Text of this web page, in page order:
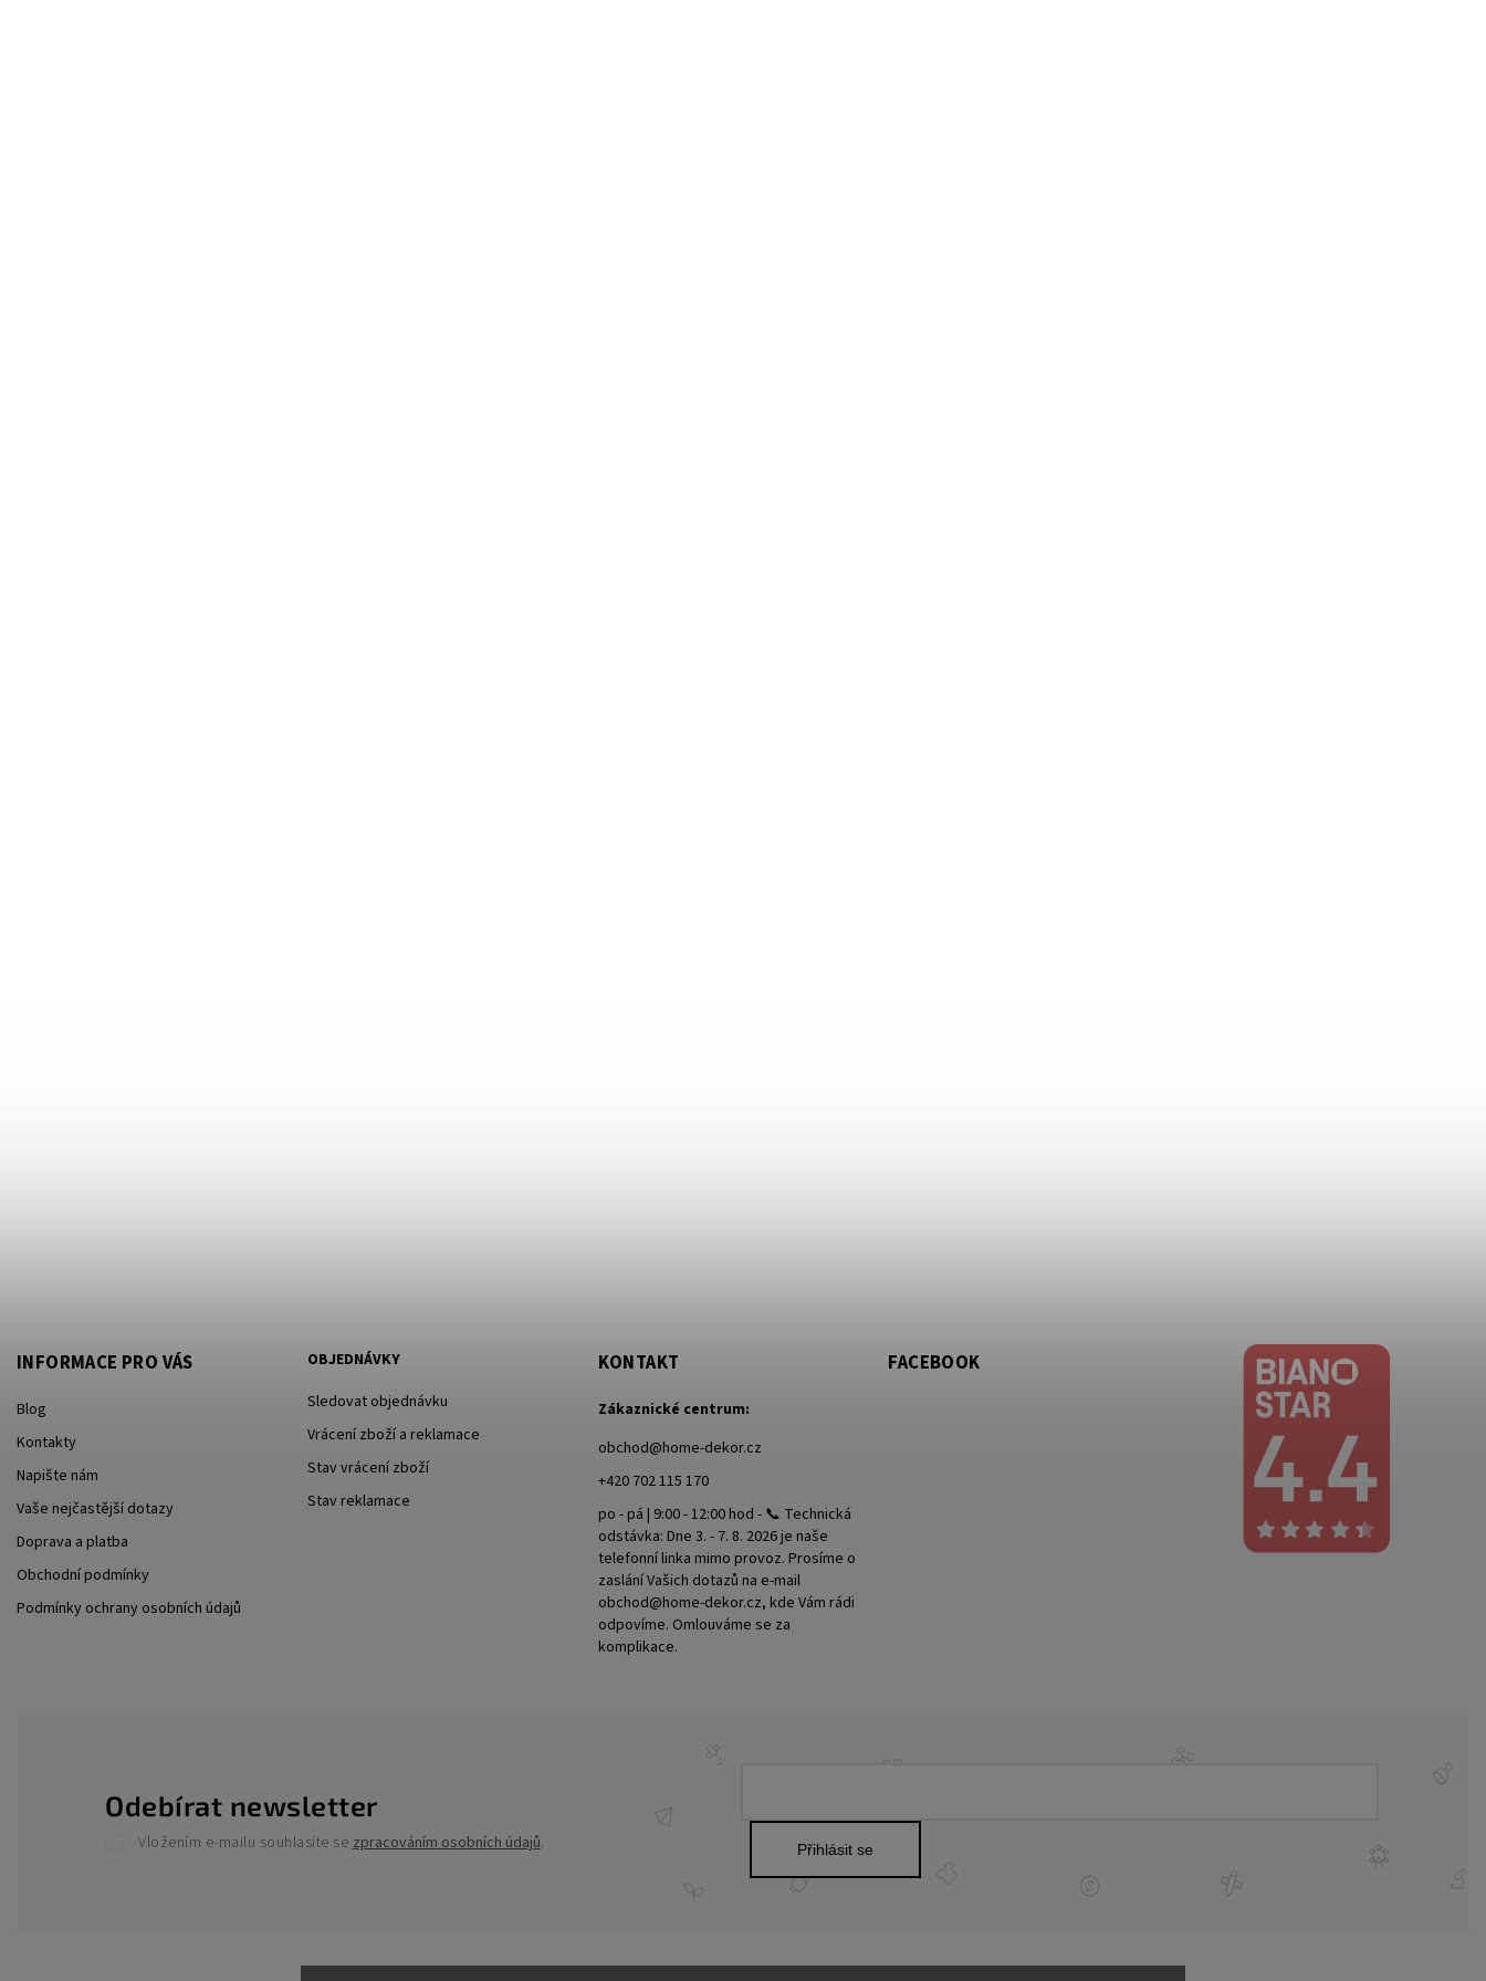
INFORMACE PRO VÁS
Blog
Kontakty
Napište nám
Vaše nejčastější dotazy
Doprava a platba
Obchodní podmínky
Podmínky ochrany osobních údajů
OBJEDNÁVKY
Sledovat objednávku
Vrácení zboží a reklamace
Stav vrácení zboží
Stav reklamace
Odebírat newsletter
Vložením e-mailu souhlasíte sezpracováním osobních údajů. Přihlásit se
KONTAKT
Zákaznické centrum:
obchod@home-dekor.cz
+420 702 115 170
po - pá | 9:00 - 12:00 hod - 📞 Technická
odstávka: Dne 3. - 7. 8. 2026 je naše
telefonní linka mimo provoz. Prosíme o
zaslání Vašich dotazů na e-mail
obchod@home-dekor.cz, kde Vám rádi
odpovíme. Omlouváme se za
komplikace.
FACEBOOK